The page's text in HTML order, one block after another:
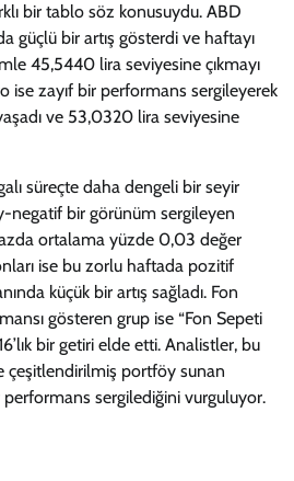
bir tablo söz konusuydu. ABD
güçlü bir artış gösterdi ve haftayı
45,5440 lira seviyesine çıkmayı
ise zayıf bir performans sergileyerek
ve 53,0320 lira seviyesine
süreçte daha dengeli bir seyir
negatif bir görünüm sergileyen
ortalama yüzde 0,03 değer
ise bu zorlu haftada pozitif
küçük bir artış sağladı. Fon
gösteren grup ise “Fon Sepeti
bir getiri elde etti. Analistler, bu
çeşitlendirilmiş portföy sunan
sergilediğini vurguluyor.